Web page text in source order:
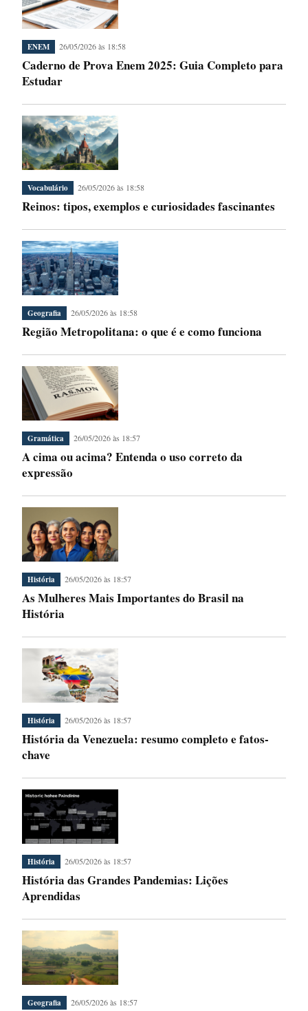
ENEM 26/05/2026 às 18:58
Caderno de Prova Enem 2025: Guia Completo para
Estudar
Vocabulário 26/05/2026 às 18:58
Reinos: tipos, exemplos e curiosidades fascinantes
Geografia 26/05/2026 às 18:58
Região Metropolitana: o que é e como funciona
Gramática 26/05/2026 às 18:57
A cima ou acima? Entenda o uso correto da
expressão
História 26/05/2026 às 18:57
As Mulheres Mais Importantes do Brasil na
História
História 26/05/2026 às 18:57
História da Venezuela: resumo completo e fatos-
chave
História 26/05/2026 às 18:57
História das Grandes Pandemias: Lições
Aprendidas
Geografia 26/05/2026 às 18:57